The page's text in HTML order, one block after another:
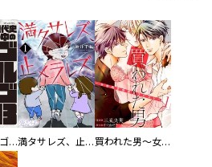
現代史の中のゴルゴ13 満タサレズ、止メラレズ 買われた男～女性限定快感セラピスト～【描き下ろしおまけ付き特装版】